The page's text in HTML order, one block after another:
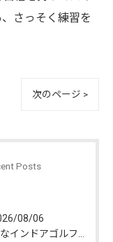
さっそく練習を
次のページ >
Posts
08/06